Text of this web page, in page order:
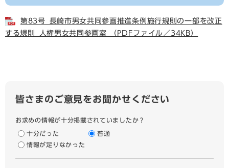
第83号_長崎市男女共同参画推進条例施行規則の一部を改正
する規則_人権男女共同参画室 （PDFファイル／34KB）
皆さまのご意見をお聞かせください
お求めの情報が十分掲載されていましたか？
十分だった
普通
情報が足りなかった